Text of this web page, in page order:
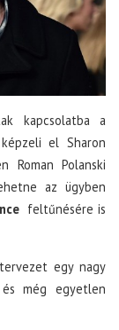
kapcsolatba a
el Sharon
Roman Polanski
az ügyben
feltűnésére is
egy nagy
és még egyetlen